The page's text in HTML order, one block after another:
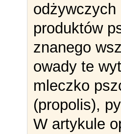
produktów
znanego
owady te
mleczko
(propolis),
W artykule